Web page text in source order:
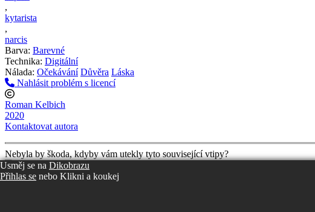
,
kytarista
,
narcis
Barva: Barevné
Technika: Digitální
Nálada: Očekávání Důvěra Láska
Nahlásit problém s licencí
Roman Kelbich
2020
Kontaktovat autora
Nebyla by škoda, kdyby vám utekly tyto související vtipy?
Usměj se na Dikobrazu
Přihlas se nebo Klikni a koukej